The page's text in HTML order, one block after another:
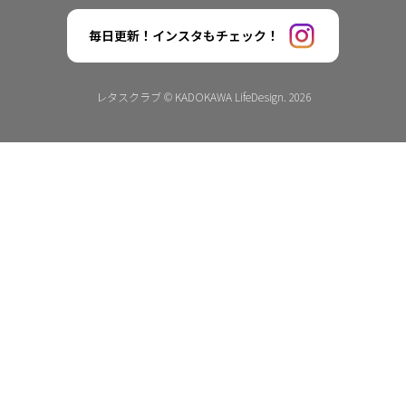
毎日更新！インスタもチェック！
レタスクラブ © KADOKAWA LifeDesign. 2026